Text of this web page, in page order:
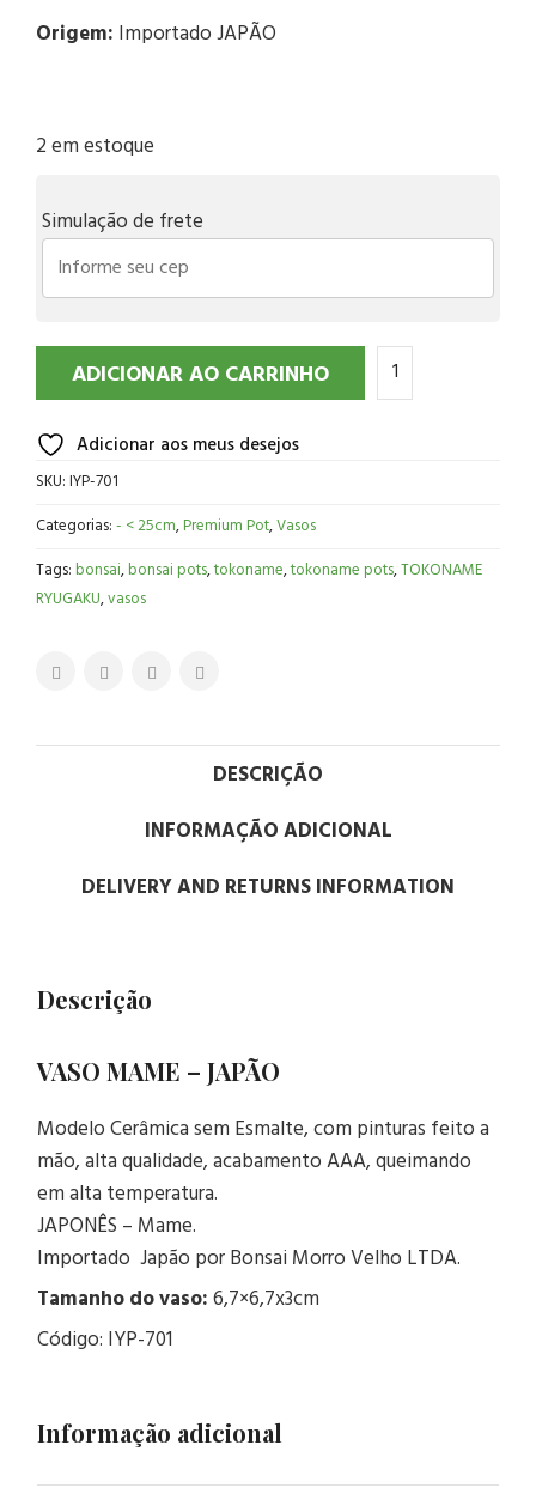
Origem: Importado JAPÃO
2 em estoque
Simulação de frete
ADICIONAR AO CARRINHO
Adicionar aos meus desejos
SKU:IYP-701
Categorias:- < 25cm,Premium Pot,Vasos
Tags:bonsai,bonsai pots,tokoname,tokoname pots,TOKONAME
RYUGAKU,vasos
DESCRIÇÃO
INFORMAÇÃO ADICIONAL
DELIVERY AND RETURNS INFORMATION
Descrição
VASO MAME – JAPÃO
Modelo Cerâmica sem Esmalte, com pinturas feito a
mão, alta qualidade, acabamento AAA, queimando
em alta temperatura.
JAPONÊS – Mame.
Importado Japão por Bonsai Morro Velho LTDA.
Tamanho do vaso:6,7×6,7x3cm
Código: IYP-701
Informação adicional